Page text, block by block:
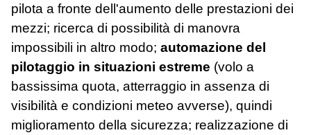
pilota a fronte dell'aumento delle prestazioni dei
mezzi; ricerca di possibilità di manovra
impossibili in altro modo; automazione del
pilotaggio in situazioni estreme (volo a
bassissima quota, atterraggio in assenza di
visibilità e condizioni meteo avverse), quindi
miglioramento della sicurezza; realizzazione di